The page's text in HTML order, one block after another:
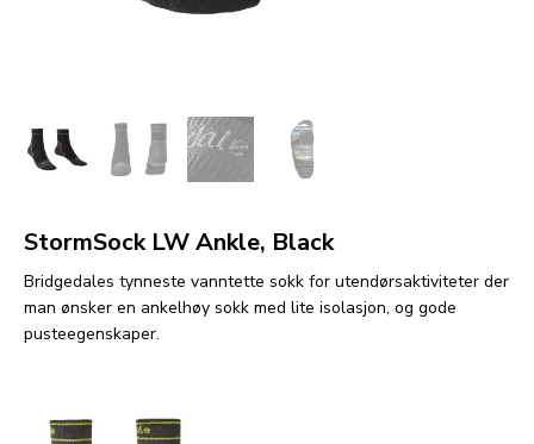
StormSock LW Ankle, Black
Bridgedales tynneste vanntette sokk for utendørsaktiviteter der
man ønsker en ankelhøy sokk med lite isolasjon, og gode
pusteegenskaper.